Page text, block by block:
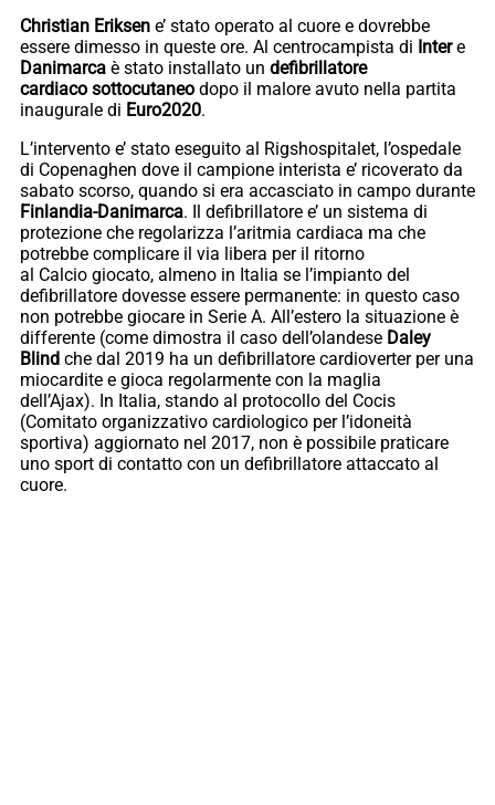
Christian Eriksen e’ stato operato al cuore e dovrebbe
essere dimesso in queste ore. Al centrocampista di Intere
Danimarca è stato installato un defibrillatore
cardiaco sottocutaneo dopo il malore avuto nella partita
inaugurale di Euro2020.
L’intervento e’ stato eseguito al Rigshospitalet, l’ospedale
di Copenaghen dove il campione interista e’ ricoverato da
sabato scorso, quando si era accasciato in campo durante
Finlandia-Danimarca. Il defibrillatore e’ un sistema di
protezione che regolarizza l’aritmia cardiaca ma che
potrebbe complicare il via libera per il ritorno
al Calcio giocato, almeno in Italia se l’impianto del
defibrillatore dovesse essere permanente: in questo caso
non potrebbe giocare in Serie A. All’estero la situazione è
differente (come dimostra il caso dell’olandese Daley
Blind che dal 2019 ha un defibrillatore cardioverter per una
miocardite e gioca regolarmente con la maglia
dell’Ajax). In Italia, stando al protocollo del Cocis
(Comitato organizzativo cardiologico per l’idoneità
sportiva) aggiornato nel 2017, non è possibile praticare
uno sport di contatto con un defibrillatore attaccato al
cuore.